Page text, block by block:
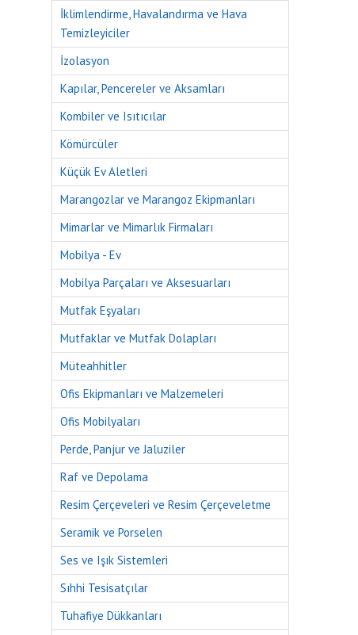
İklimlendirme, Havalandırma ve Hava
Temizleyiciler
İzolasyon
Kapılar, Pencereler ve Aksamları
Kombiler ve Isıtıcılar
Kömürcüler
Küçük Ev Aletleri
Marangozlar ve Marangoz Ekipmanları
Mimarlar ve Mimarlık Firmaları
Mobilya - Ev
Mobilya Parçaları ve Aksesuarları
Mutfak Eşyaları
Mutfaklar ve Mutfak Dolapları
Müteahhitler
Ofis Ekipmanları ve Malzemeleri
Ofis Mobilyaları
Perde, Panjur ve Jaluziler
Raf ve Depolama
Resim Çerçeveleri ve Resim Çerçeveletme
Seramik ve Porselen
Ses ve Işık Sistemleri
Sıhhi Tesisatçılar
Tuhafiye Dükkanları